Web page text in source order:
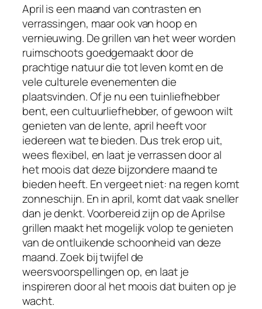
April is een maand van contrasten en
verrassingen, maar ook van hoop en
vernieuwing. De grillen van het weer worden
ruimschoots goedgemaakt door de
prachtige natuur die tot leven komt en de
vele culturele evenementen die
plaatsvinden. Of je nu een tuinliefhebber
bent, een cultuurliefhebber, of gewoon wilt
genieten van de lente, april heeft voor
iedereen wat te bieden. Dus trek erop uit,
wees flexibel, en laat je verrassen door al
het moois dat deze bijzondere maand te
bieden heeft. En vergeet niet: na regen komt
zonneschijn. En in april, komt dat vaak sneller
dan je denkt. Voorbereid zijn op de Aprilse
grillen maakt het mogelijk volop te genieten
van de ontluikende schoonheid van deze
maand. Zoek bij twijfel de
weersvoorspellingen op, en laat je
inspireren door al het moois dat buiten op je
wacht.